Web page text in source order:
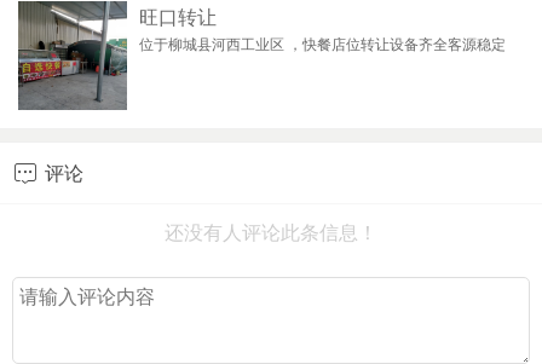
旺口转让
位于柳城县河西工业区 ，快餐店位转让设备齐全客源稳定
 评论
还没有人评论此条信息！